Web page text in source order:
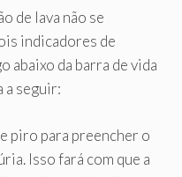
de lava não se
indicadores de
abaixo da barra de vida
a seguir:
piro para preencher o
Isso fará com que a